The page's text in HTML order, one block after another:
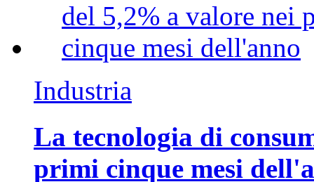
Industria
La tecnologia di
primi cinque mesi